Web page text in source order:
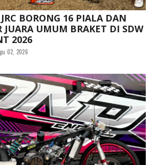
BORONG 16 PIALA DAN
JUARA UMUM BRAKET DI SDW
2026
02, 2026